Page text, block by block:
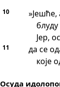
10
»Јешће,
Јер,
11
да се
које
Осуда